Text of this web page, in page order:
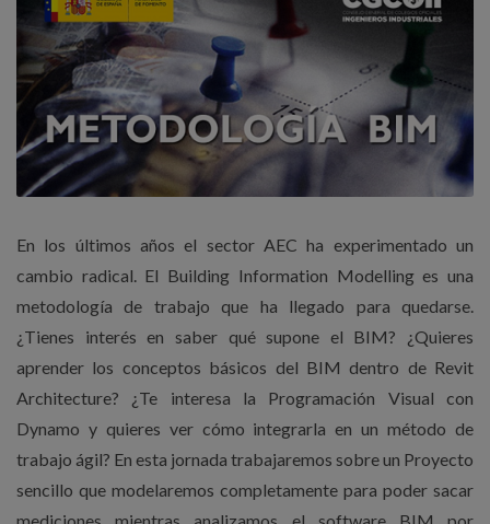
En los últimos años el sector AEC ha experimentado un
cambio radical. El Building Information Modelling es una
metodología de trabajo que ha llegado para quedarse.
¿Tienes interés en saber qué supone el BIM? ¿Quieres
aprender los conceptos básicos del BIM dentro de Revit
Architecture? ¿Te interesa la Programación Visual con
Dynamo y quieres ver cómo integrarla en un método de
trabajo ágil? En esta jornada trabajaremos sobre un Proyecto
sencillo que modelaremos completamente para poder sacar